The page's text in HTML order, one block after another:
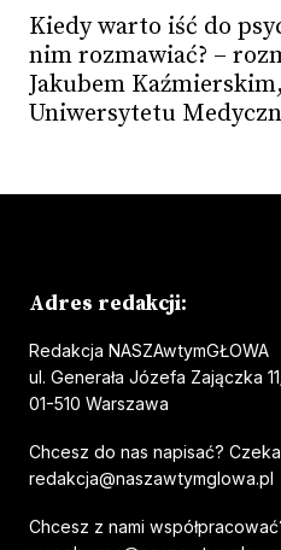
Kiedy warto iść do
nim rozmawiać? –
Jakubem
Uniwersytetu
Adres redakcji:
Redakcja NASZAwtymGŁOWA
ul. Generała Józefa Zajączka
01-510 Warszawa
Chcesz do nas napisać?
redakcja@naszawtymglowa.pl
Chcesz z nami